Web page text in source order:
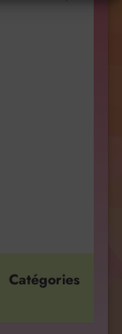
Catégories